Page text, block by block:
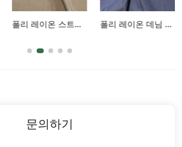
폴리 레이온 스트레치 팬츠 원단 폴리 레이온 데님 같은 원단
문의하기